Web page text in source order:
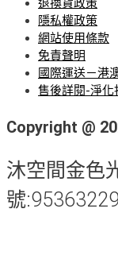
退換貨政策
隱私權政策
網站使用條款
免責聲明
國際運送－港
售後詳閱-淨化
Copyright @
沐空間金色
號